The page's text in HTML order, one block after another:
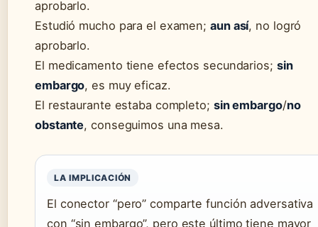
aprobarlo.
Estudió mucho para el examen; aun así, no logró
aprobarlo.
El medicamento tiene efectos secundarios; sin
embargo, es muy eficaz.
El restaurante estaba completo; sin embargo/no
obstante, conseguimos una mesa.
LA IMPLICACIÓN
El conector “pero” comparte función adversativa
con “sin embargo”, pero este último tiene mayor